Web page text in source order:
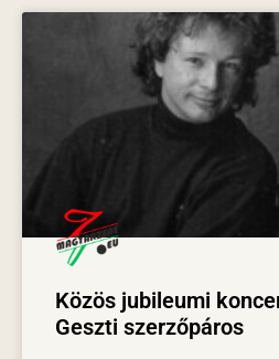
Közös jubileumi
Geszti szerzőpáros